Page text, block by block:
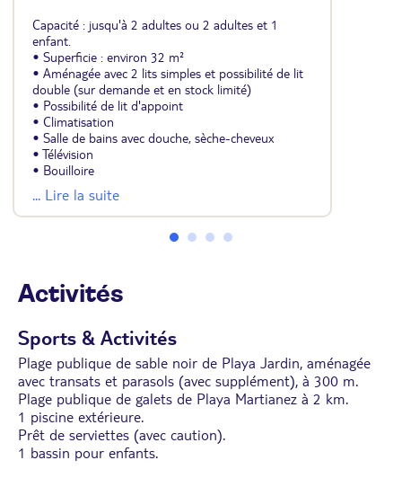
Capacité : jusqu'à 2 adultes ou 2 adultes et 1
enfant.
• Superficie : environ 32 m²
• Aménagée avec 2 lits simples et possibilité de lit
double (sur demande et en stock limité)
• Possibilité de lit d'appoint
• Climatisation
• Salle de bains avec douche, sèche-cheveux
• Télévision
• Bouilloire
• Mini-réfrigérateur (vide)
• Coffre-fort
• Wifi
... Lire la suite
Activités
Sports & Activités
Plage publique de sable noir de Playa Jardin, aménagée
avec transats et parasols (avec supplément), à 300 m.
Plage publique de galets de Playa Martianez à 2 km.
1 piscine extérieure.
Prêt de serviettes (avec caution).
1 bassin pour enfants.